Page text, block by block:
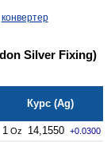
конвертер
Silver Fixing)
Курс (Ag)
1 Oz 14,1550 +0.0300